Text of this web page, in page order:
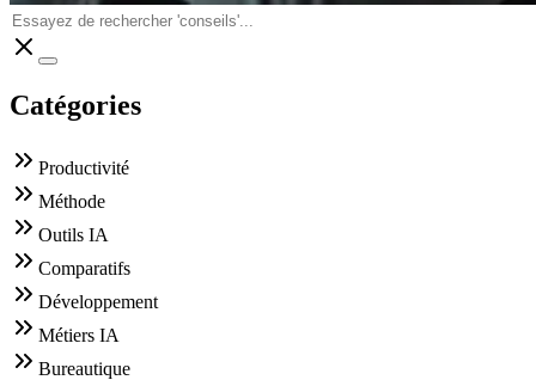
Catégories
Productivité
Méthode
Outils IA
Comparatifs
Développement
Métiers IA
Bureautique